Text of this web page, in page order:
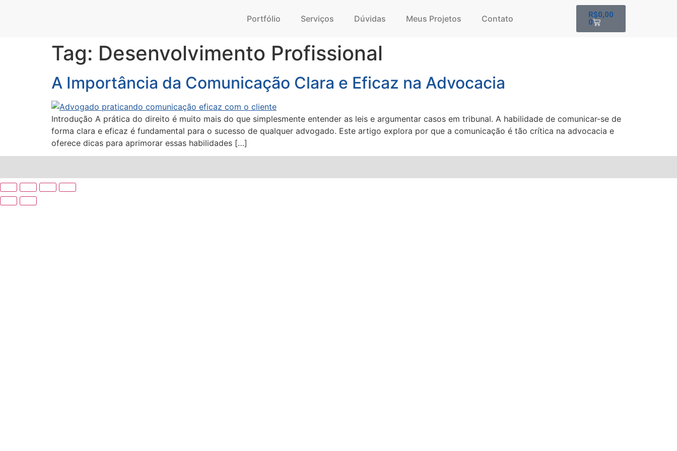
Portfólio Serviços Dúvidas Meus Projetos Contato R$0,00
0
Tag: Desenvolvimento Profissional
A Importância da Comunicação Clara e Eficaz na Advocacia
Introdução A prática do direito é muito mais do que simplesmente entender as leis e argumentar casos em tribunal. A habilidade de comunicar-se de
forma clara e eficaz é fundamental para o sucesso de qualquer advogado. Este artigo explora por que a comunicação é tão crítica na advocacia e
oferece dicas para aprimorar essas habilidades […]